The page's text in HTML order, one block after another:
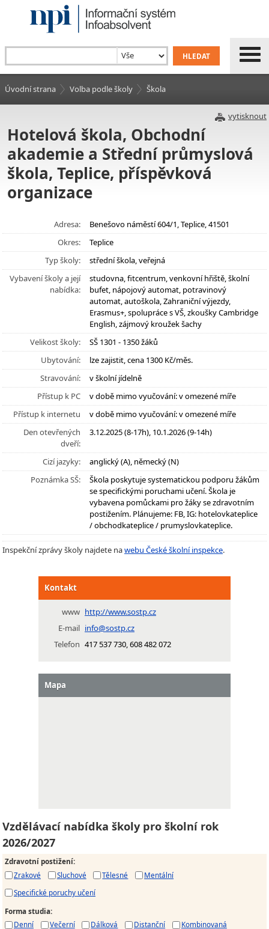
Úvodní strana Volba podle školy Škola
vytisknout
Hotelová škola, Obchodní
akademie a Střední průmyslová
škola, Teplice, příspěvková
organizace
Adresa:
Benešovo náměstí 604/1, Teplice, 41501
Okres:
Teplice
Typ školy:
střední škola, veřejná
Vybavení školy a její
nabídka:
studovna, fitcentrum, venkovní hřiště, školní
bufet, nápojový automat, potravinový
automat, autoškola, Zahraniční výjezdy,
Erasmus+, spolupráce s VŠ, zkoušky Cambridge
English, zájmový kroužek šachy
Velikost školy:
SŠ 1301 - 1350 žáků
Ubytování:
lze zajistit, cena 1300 Kč/měs.
Stravování:
v školní jídelně
Přístup k PC
v době mimo vyučování: v omezené míře
Přístup k internetu
v době mimo vyučování: v omezené míře
Den otevřených
dveří:
3.12.2025 (8-17h), 10.1.2026 (9-14h)
Cizí jazyky:
anglický (A), německý (N)
Poznámka SŠ:
Škola poskytuje systematickou podporu žákům
se specifickými poruchami učení. Škola je
vybavena pomůckami pro žáky se zdravotním
postižením. Plánujeme: FB, IG: hotelovkateplice
/ obchodkateplice / prumyslovkateplice.
Inspekční zprávy školy najdete nawebu České školní inspekce.
Kontakt
www http://www.sostp.cz
E-mail info@sostp.cz
Telefon 417 537 730, 608 482 072
Mapa
Vzdělávací nabídka školy pro školní rok
2026/2027
Zdravotní postižení:
Zrakové
Sluchové Tělesné
Mentální
Specifické poruchy učení
Forma studia:
Denní
Večerní Dálková Distanční Kombinovaná